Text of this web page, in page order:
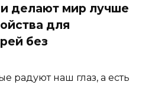
делают мир лучше
для
без
радуют наш глаз, а есть